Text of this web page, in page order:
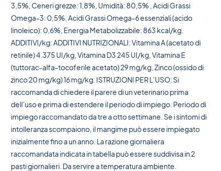
3,5%, Ceneri grezze: 1,8%, Umidità: 80,5% , Acidi Grassi
Omega-3: 0,5%, Acidi Grassi Omega-6 essenziali (acido
linoleico): 0,6%, Energia Metabolizzabile: 863 kcal/kg.
ADDITIVI/kg: ADDITIVI NUTRIZIONALI: Vitamina A (acetato di
retinile) 4.375 UI/kg, Vitamina D3 245 UI/kg, Vitamina E
(tuttorac-alfa-tocoferile acetato) 29 mg/kg, Zinco (ossido di
zinco 20 mg/kg) 16 mg/kg. ISTRUZIONI PER L’USO: Si
raccomanda di chiedere il parere di un veterinario prima
dell’uso e prima di estendere il periodo di impiego. Periodo di
impiego raccomandato da tre a otto settimane. Se i sintomi di
intolleranza scompaiono, il mangime può essere impiegato
inizialmente fino a un anno. La razione giornaliera
raccomandata indicata in tabella può essere suddivisa in 2
pasti giornalieri. Da servire a temperatura ambiente.